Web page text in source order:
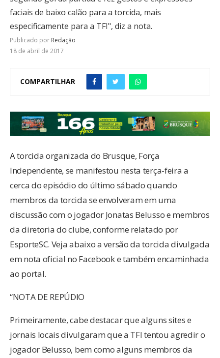
faciais de baixo calão para a torcida, mais
especificamente para a TFI", diz a nota.
Publicado por Redação
18 de abril de 2017
COMPARTILHAR
A torcida organizada do Brusque, Força
Independente, se manifestou nesta terça-feira a
cerca do episódio do último sábado quando
membros da torcida se envolveram em uma
discussão com o jogador Jonatas Belusso e membros
da diretoria do clube, conforme relatado por
EsporteSC. Veja abaixo a versão da torcida divulgada
em nota oficial no Facebook e também encaminhada
ao portal.
“NOTA DE REPÚDIO
Primeiramente, cabe destacar que alguns sites e
jornais locais divulgaram que a TFI tentou agredir o
jogador Belusso, bem como alguns membros da